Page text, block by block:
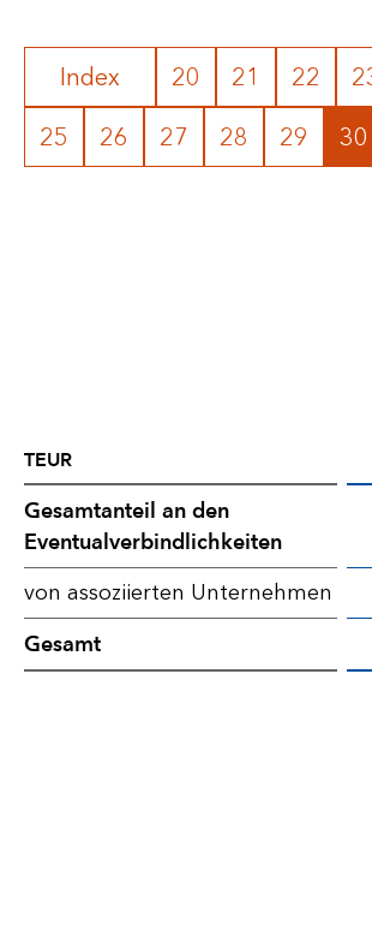
Index 20 21 22
25 26 27 28 29 30
TEUR
Gesamtanteil an den
Eventualverbindlichkeiten
von assoziierten Unternehmen
Gesamt